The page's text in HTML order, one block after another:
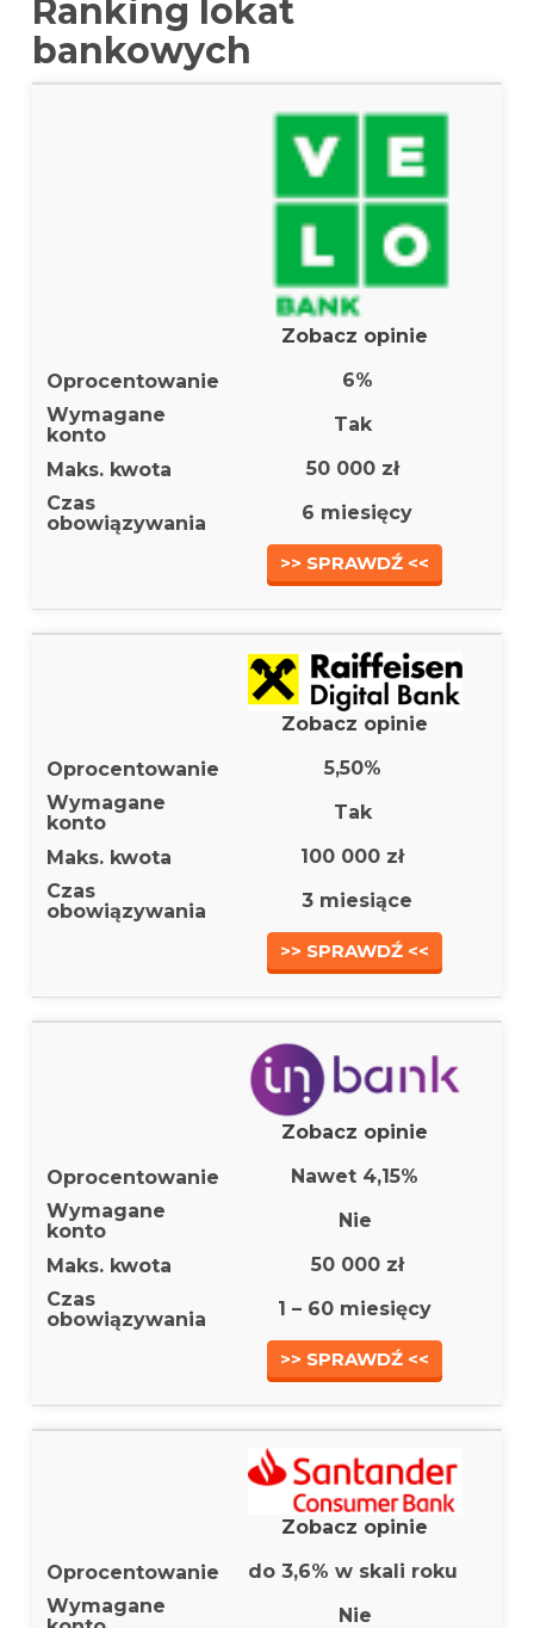
Ranking lokat
bankowych
Zobacz opinie
6%
Tak
50 000 zł
6 miesięcy
>> SPRAWDŹ <<
Zobacz opinie
5,50%
Tak
100 000 zł
3 miesiące
>> SPRAWDŹ <<
Zobacz opinie
Nawet 4,15%
Nie
50 000 zł
1 – 60 miesięcy
>> SPRAWDŹ <<
Zobacz opinie
do 3,6% w skali roku
Nie